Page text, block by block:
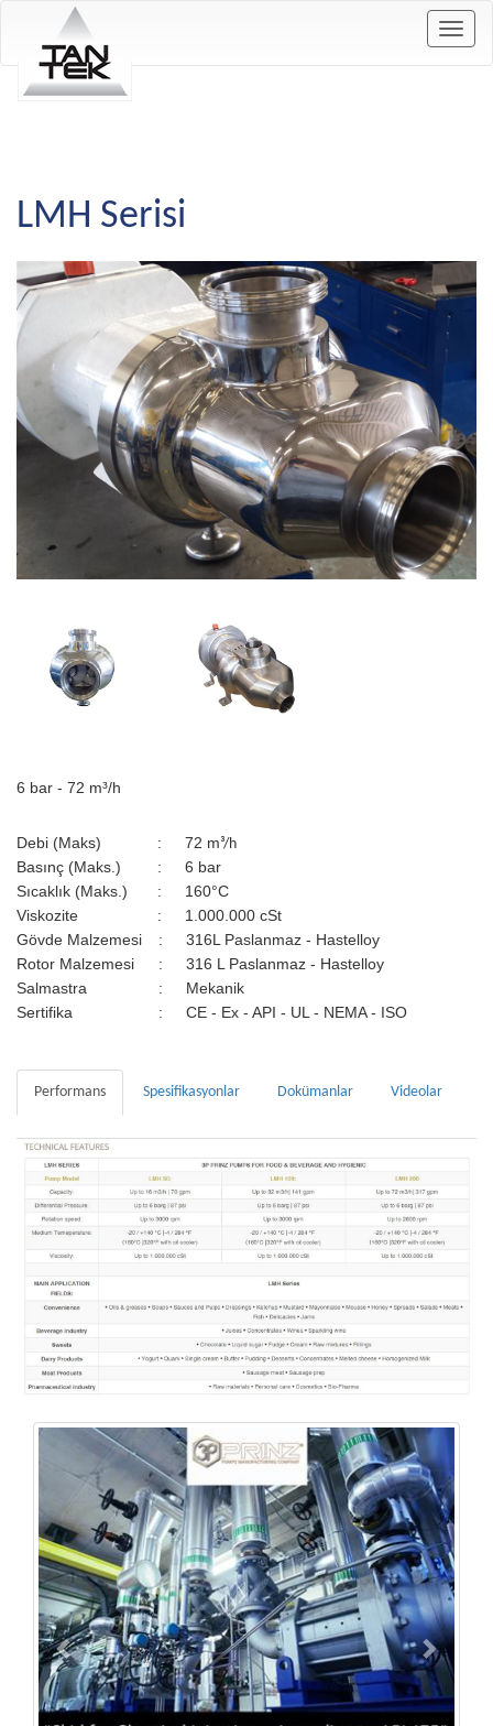
LMH Serisi
6 bar - 72 m³/h
Debi (Maks) : 72 m³/h
Basınç (Maks.) :
6 bar
Sıcaklık (Maks.)
:
160°C
Viskozite
:
1.000.000 cSt
Gövde Malzemesi
:
316L Paslanmaz - Hastelloy
Rotor Malzemesi
:
316 L Paslanmaz - Hastelloy
Salmastra
:
Mekanik
Sertifika
: CE - Ex - API - UL - NEMA - ISO
Performans Spesifikasyonlar Dokümanlar Videolar